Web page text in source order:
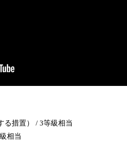
る措置） / 3等級相当
相当